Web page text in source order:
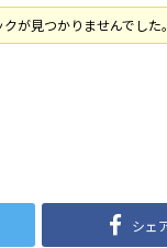
クが見つかりませんでした。
シェ